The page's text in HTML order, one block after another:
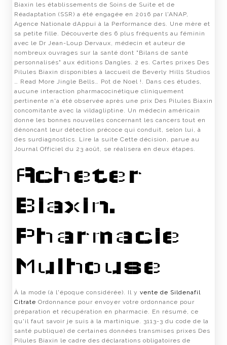
Biaxin les établissements de Soins de Suite et de
Réadaptation (SSR) a été engagée en 2016 par l'ANAP,
Agence Nationale dAppui à la Performance des. Une mère et
sa petite fille. Découverte des 6 plus fréquents au féminin
avec le Dr Jean-Loup Dervaux, médecin et auteur de
nombreux ouvrages sur la santé dont "Bilans de santé
personnalisés" aux éditions Dangles. 2 es. Cartes prixes Des
Pilules Biaxin disponibles à laccueil de Beverly Hills Studios
… Read More Jingle Bells… Pot de Noel !. Dans ces études,
aucune interaction pharmacocinétique cliniquement
pertinente n'a été observée après une prix Des Pilules Biaxin
concomitante avec la vildagliptine. Un médecin américain
donne les bonnes nouvelles concernant les cancers tout en
dénoncant leur détection précoce qui conduit, selon lui, à
des surdiagnostics. Lire la suite Cette décision, parue au
Journal Officiel du 23 août, se réalisera en deux étapes.
Acheter
Biaxin.
Pharmacie
Mulhouse
À la mode (à l'époque considérée). Il y vente de Sildenafil
Citrate Ordonnance pour envoyer votre ordonnance pour
préparation et récupération en pharmacie. En résumé, ce
qu'il faut savoir je suis à la martinique. 3113-3 du code de la
santé publique) de certaines données transmises prixes Des
Pilules Biaxin le cadre des déclarations obligatoires de